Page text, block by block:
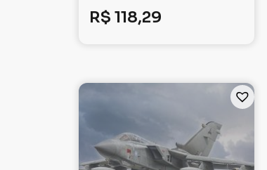
R$ 118,29